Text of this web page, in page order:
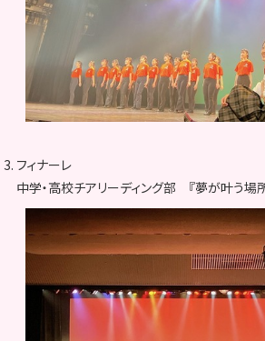
3. フィナーレ
中学・高校チアリーディング部 『夢が叶う場